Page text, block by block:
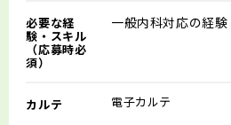
必要な経
験・スキル
（応募時必
須）
一般内科対応の経験
カルテ 電子カルテ